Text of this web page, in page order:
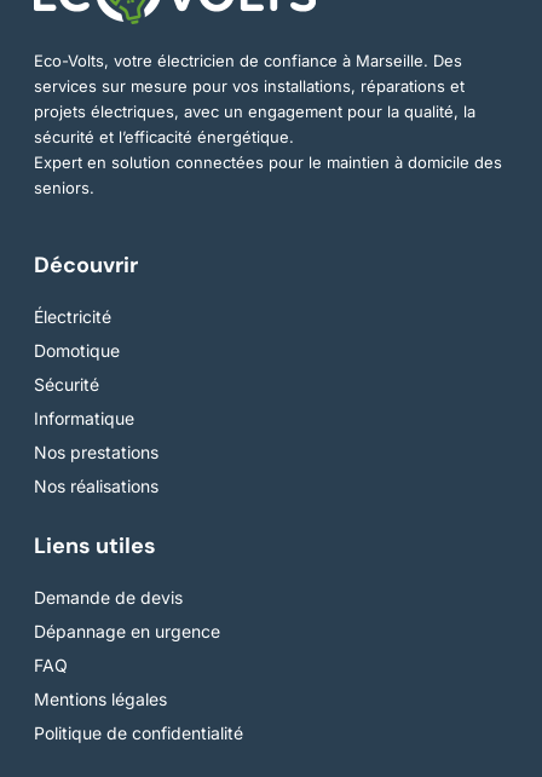
Eco-Volts, votre électricien de confiance à Marseille. Des
services sur mesure pour vos installations, réparations et
projets électriques, avec un engagement pour la qualité, la
sécurité et l’efficacité énergétique.
Expert en solution connectées pour le maintien à domicile des
seniors.
Découvrir
Électricité
Domotique
Sécurité
Informatique
Nos prestations
Nos réalisations
Liens utiles
Demande de devis
Dépannage en urgence
FAQ
Mentions légales
Politique de confidentialité